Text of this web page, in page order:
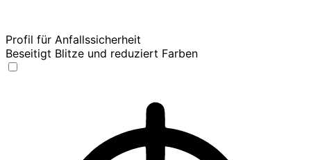
Profil für Anfallssicherheit
Beseitigt Blitze und reduziert Farben